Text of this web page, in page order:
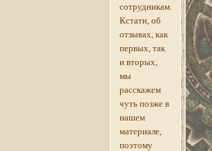
сотрудникам.
Кстати, об
отзывах, как
первых, так
и вторых,
мы
расскажем
чуть позже в
нашем
материале,
поэтому